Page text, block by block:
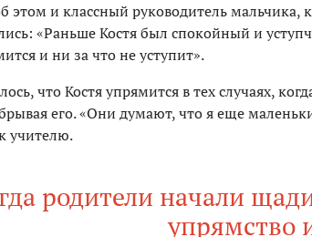
этом и классный руководитель мальчика,
«Раньше Костя был спокойный и
и ни за что не уступит».
что Костя упрямится в тех случаях,
его. «Они думают, что я еще
учителю.
родители начали
упрямство